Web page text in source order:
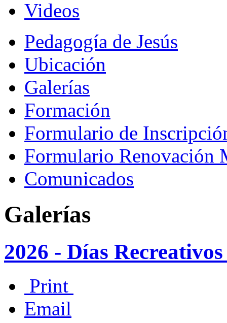
Videos
Pedagogía de Jesús
Ubicación
Galerías
Formación
Formulario de
Formulario Renovación
Comunicados
Galerías
2026 - Días
Print
Email